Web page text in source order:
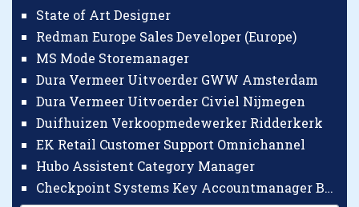
State of Art Designer
Redman Europe Sales Developer (Europe)
MS Mode Storemanager
Dura Vermeer Uitvoerder GWW Amsterdam
Dura Vermeer Uitvoerder Civiel Nijmegen
Duifhuizen Verkoopmedewerker Ridderkerk
EK Retail Customer Support Omnichannel
Hubo Assistent Category Manager
Checkpoint Systems Key Accountmanager Benelux